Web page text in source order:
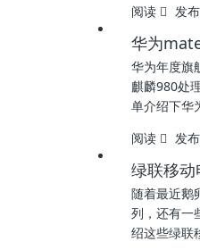
阅读
发
华为
华为年度旗
麒麟980处
单介绍下华
阅读
发
绿联移
随着最近鹅
列，还有一
绍这些绿联